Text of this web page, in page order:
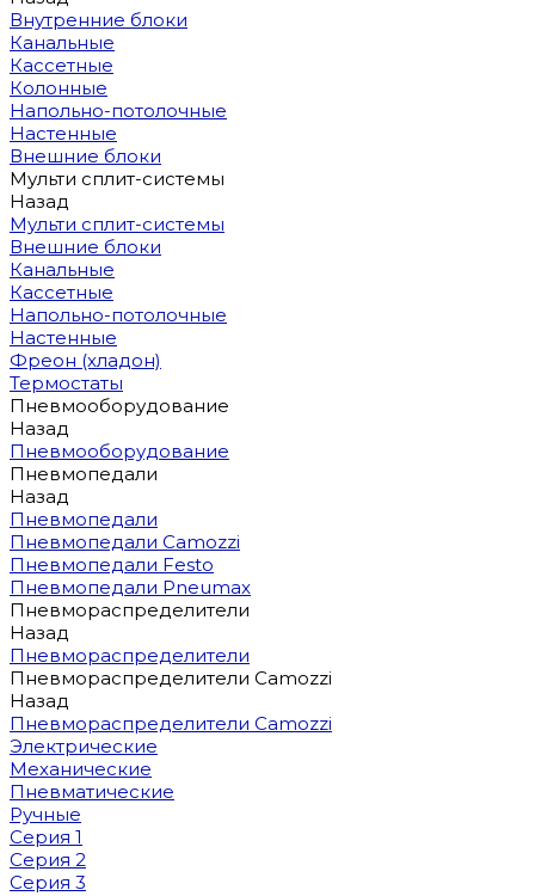
Внутренние блоки
Канальные
Кассетные
Колонные
Напольно-потолочные
Настенные
Внешние блоки
Мульти сплит-системы
Назад
Мульти сплит-системы
Внешние блоки
Канальные
Кассетные
Напольно-потолочные
Настенные
Фреон (хладон)
Термостаты
Пневмооборудование
Назад
Пневмооборудование
Пневмопедали
Назад
Пневмопедали
Пневмопедали Camozzi
Пневмопедали Festo
Пневмопедали Pneumax
Пневмораспределители
Назад
Пневмораспределители
Пневмораспределители Camozzi
Назад
Пневмораспределители Camozzi
Электрические
Механические
Пневматические
Ручные
Серия 1
Серия 2
Серия 3